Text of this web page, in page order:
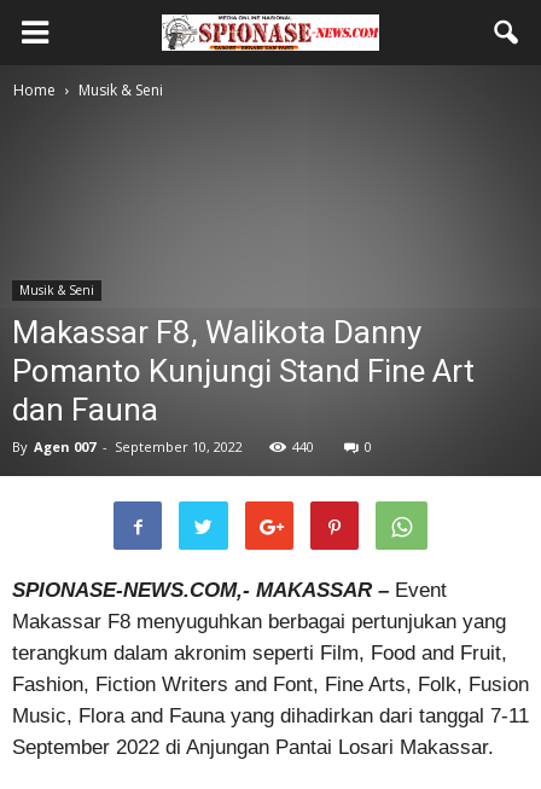
Home Musik & Seni
Musik & Seni
Makassar F8, Walikota Danny
Pomanto Kunjungi Stand Fine Art
dan Fauna
By Agen 007 - September 10, 2022 440 0
SPIONASE-NEWS.COM,- MAKASSAR – Event
Makassar F8 menyuguhkan berbagai pertunjukan yang
terangkum dalam akronim seperti Film, Food and Fruit,
Fashion, Fiction Writers and Font, Fine Arts, Folk, Fusion
Music, Flora and Fauna yang dihadirkan dari tanggal 7-11
September 2022 di Anjungan Pantai Losari Makassar.